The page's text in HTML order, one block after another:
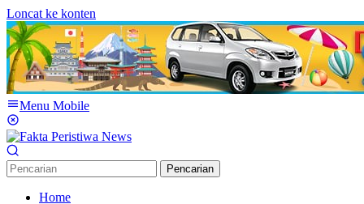
Loncat ke konten
Menu Mobile
Pencarian
Home